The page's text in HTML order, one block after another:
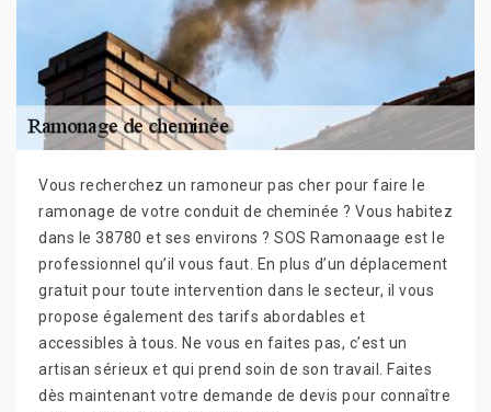
Vous recherchez un ramoneur pas cher pour faire le
ramonage de votre conduit de cheminée ? Vous habitez
dans le 38780 et ses environs ? SOS Ramonaage est le
professionnel qu’il vous faut. En plus d’un déplacement
gratuit pour toute intervention dans le secteur, il vous
propose également des tarifs abordables et
accessibles à tous. Ne vous en faites pas, c’est un
artisan sérieux et qui prend soin de son travail. Faites
dès maintenant votre demande de devis pour connaître